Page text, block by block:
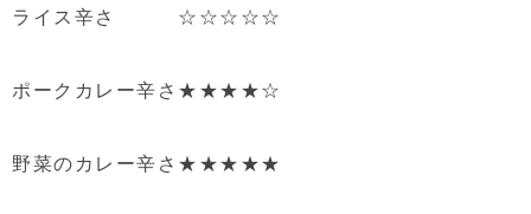
ライス辛さ ☆☆☆☆☆
ポークカレー辛さ★★★★☆
野菜のカレー辛さ★★★★★